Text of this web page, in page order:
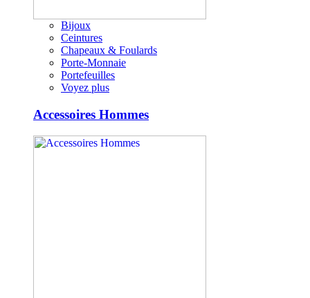
Bijoux
Ceintures
Chapeaux & Foulards
Porte-Monnaie
Portefeuilles
Voyez plus
Accessoires Hommes